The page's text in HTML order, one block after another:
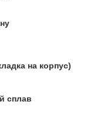
на корпус)
сплав